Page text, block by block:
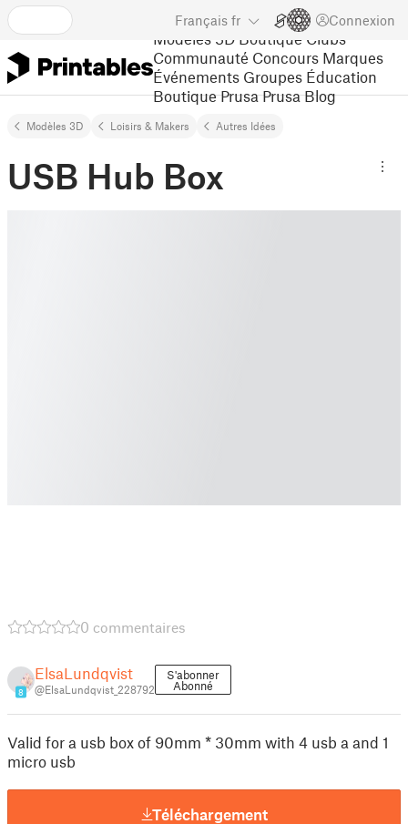
Français fr Connexion
Modèles 3D Boutique Clubs
Communauté Concours Marques
Événements Groupes Éducation
Boutique Prusa Prusa Blog
Modèles 3D Loisirs & Makers Autres Idées
USB Hub Box
0 commentaires
8
ElsaLundqvist
@ElsaLundqvist_228792
S'abonner
Abonné
Valid for a usb box of 90mm * 30mm with 4 usb a and 1
micro usb
Téléchargement